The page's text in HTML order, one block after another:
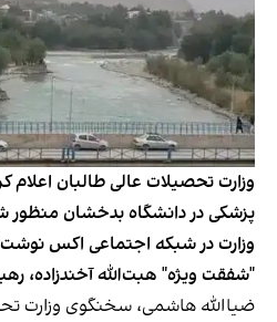
وزارت تحصیلات عالی طالبان اعلام
پزشکی در دانشگاه بدخشان
وزارت در شبکه اجتماعی اکس
"شفقت ویژه" هبت‌الله آخندزاده،
ضیاالله هاشمی، سخنگوی وزارت